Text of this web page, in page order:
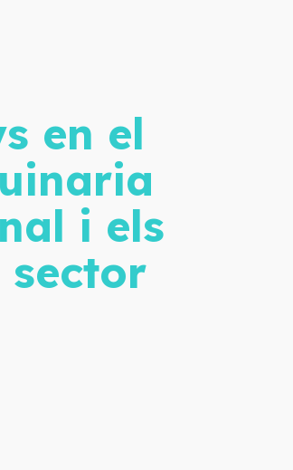
en el
i els
sector